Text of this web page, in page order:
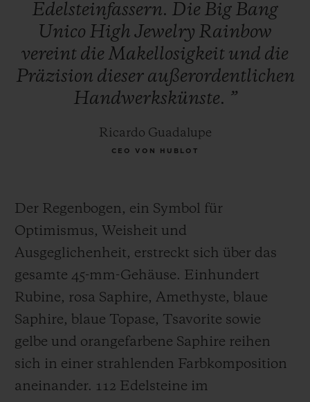
Edelsteinfassern. Die Big Bang
Unico High Jewelry Rainbow
vereint die Makellosigkeit und die
Präzision dieser außerordentlichen
Handwerkskünste. ”
Ricardo Guadalupe
CEO VON HUBLOT
Der Regenbogen, ein Symbol für
Optimismus, Weisheit und
Ausgeglichenheit, erstreckt sich über das
gesamte 45-mm-Gehäuse. Einhundert
Rubine, rosa Saphire, Amethyste, blaue
Saphire, blaue Topase, Tsavorite sowie
gelbe und orangefarbene Saphire reihen
sich in einer strahlenden Farbkomposition
aneinander. 112 Edelsteine ​​im